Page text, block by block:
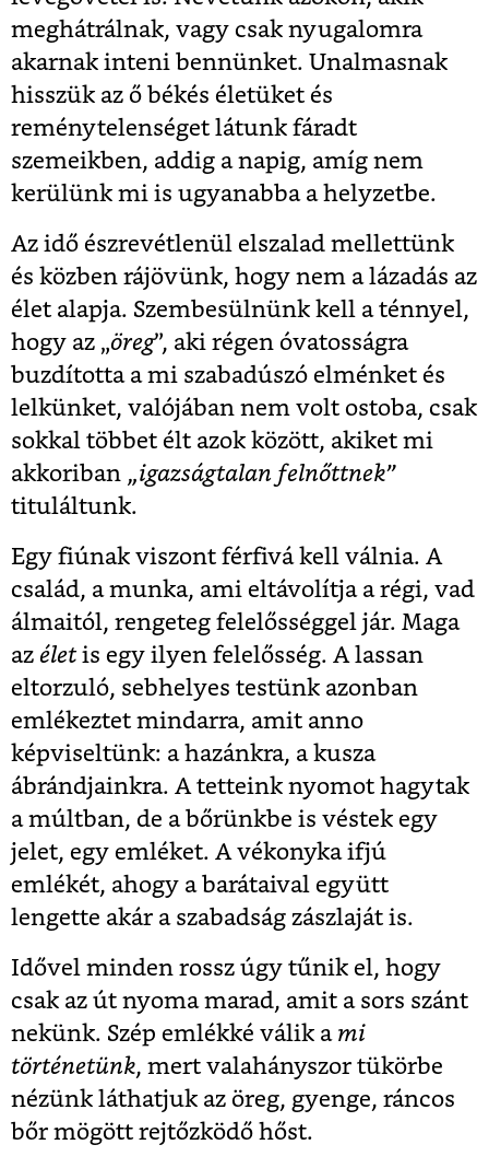
meghátrálnak, vagy csak nyugalomra
akarnak inteni bennünket. Unalmasnak
hisszük az ő békés életüket és
reménytelenséget látunk fáradt
szemeikben, addig a napig, amíg nem
kerülünk mi is ugyanabba a helyzetbe.
Az idő észrevétlenül elszalad mellettünk
és közben rájövünk, hogy nem a lázadás az
élet alapja. Szembesülnünk kell a ténnyel,
hogy az „öreg”, aki régen óvatosságra
buzdította a mi szabadúszó elménket és
lelkünket, valójában nem volt ostoba, csak
sokkal többet élt azok között, akiket mi
akkoriban „igazságtalan felnőttnek”
tituláltunk.
Egy fiúnak viszont férfivá kell válnia. A
család, a munka, ami eltávolítja a régi, vad
álmaitól, rengeteg felelősséggel jár. Maga
az életis egy ilyen felelősség. A lassan
eltorzuló, sebhelyes testünk azonban
emlékeztet mindarra, amit anno
képviseltünk: a hazánkra, a kusza
ábrándjainkra. A tetteink nyomot hagytak
a múltban, de a bőrünkbe is véstek egy
jelet, egy emléket. A vékonyka ifjú
emlékét, ahogy a barátaival együtt
lengette akár a szabadság zászlaját is.
Idővel minden rossz úgy tűnik el, hogy
csak az út nyoma marad, amit a sors szánt
nekünk. Szép emlékké válik a mi
történetünk, mert valahányszor tükörbe
nézünk láthatjuk az öreg, gyenge, ráncos
bőr mögött rejtőzködő hőst.